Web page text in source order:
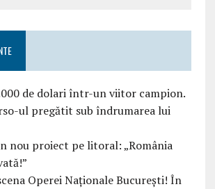
de dolari într-un viitor campion.
ul pregătit sub îndrumarea lui
nou proiect pe litoral: „România
Operei Naționale București! În